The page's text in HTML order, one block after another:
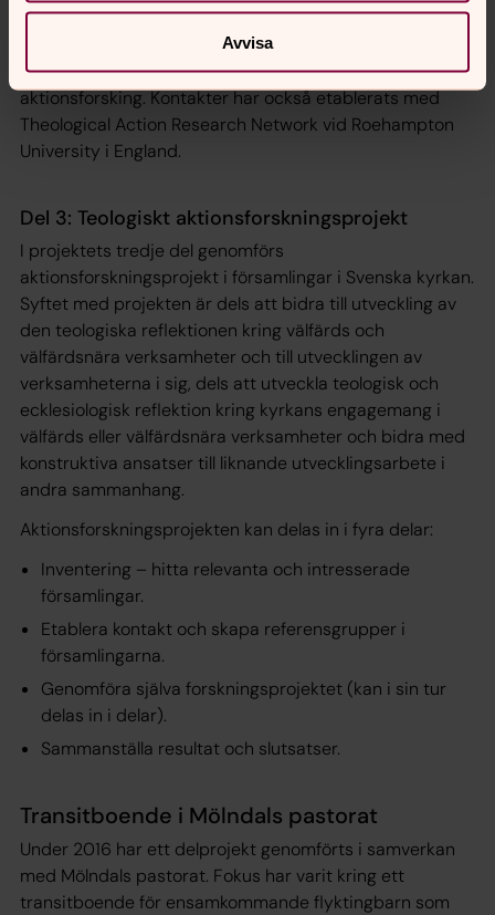
Avvisa
gång etableras också kontakter med aktionsforskare i
Norden och internationellt. Vid AAR 2016 var Jonas
Ideström moderator för ett seminarium om teologisk
aktionsforsking. Kontakter har också etablerats med
Theological Action Research Network vid Roehampton
University i England.
Del 3: Teologiskt aktionsforskningsprojekt
I projektets tredje del genomförs
aktionsforskningsprojekt i församlingar i Svenska kyrkan.
Syftet med projekten är dels att bidra till utveckling av
den teologiska reflektionen kring välfärds och
välfärdsnära verksamheter och till utvecklingen av
verksamheterna i sig, dels att utveckla teologisk och
ecklesiologisk reflektion kring kyrkans engagemang i
välfärds eller välfärdsnära verksamheter och bidra med
konstruktiva ansatser till liknande utvecklingsarbete i
andra sammanhang.
Aktionsforskningsprojekten kan delas in i fyra delar:
Inventering – hitta relevanta och intresserade
församlingar.
Etablera kontakt och skapa referensgrupper i
församlingarna.
Genomföra själva forskningsprojektet (kan i sin tur
delas in i delar).
Sammanställa resultat och slutsatser.
Transitboende i Mölndals pastorat
Under 2016 har ett delprojekt genomförts i samverkan
med Mölndals pastorat. Fokus har varit kring ett
transitboende för ensamkommande flyktingbarn som